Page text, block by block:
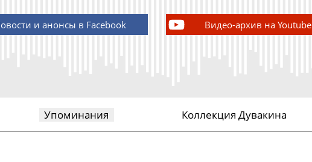
и анонсы в Facebook Видео-архив на Youtube
Упоминания Коллекция Дувакина